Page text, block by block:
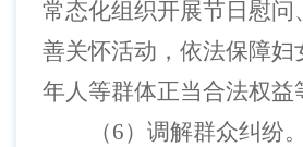
常态化组织开展节日慰问
善关怀活动，依法保障妇
年人等群体正当合法权益
（6）调解群众纠纷